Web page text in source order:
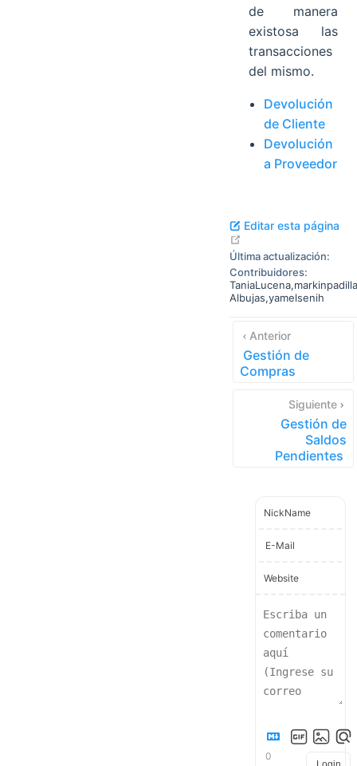
de manera
existosa las
transacciones
del mismo.
Devolución
de Cliente
Devolución
a Proveedor
Editar esta página
Última actualización:
Contribuidores:
TaniaLucena,markinpadilla
Albujas,yamelsenih
Anterior
Gestión de
Compras
Siguiente
Gestión de
Saldos
Pendientes
NickName
E-Mail
Website
0